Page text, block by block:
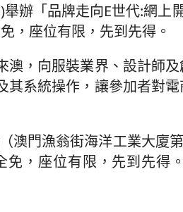
辦「品牌走向E世代:網上
，座位有限，先到先得。
澳，向服裝業界、設計師
其系統操作，讓參加者對
澳門漁翁街海洋工業大廈
，座位有限，先到先得